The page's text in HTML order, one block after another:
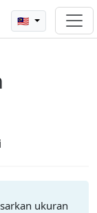
🇲🇾
ukuran